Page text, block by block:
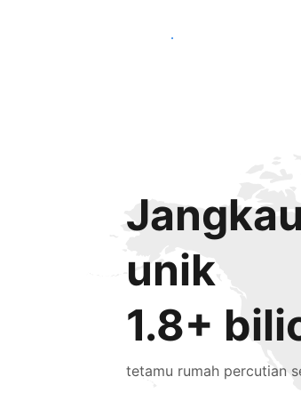
Mulakan hari ini
unik
1.8+
tetamu rumah percutian